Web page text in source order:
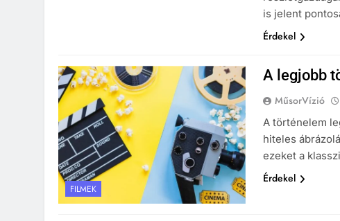
is jelent
Érdekel
FILMEK
A legjobb
MűsorVízió
A történelem
hiteles
ezeket a
Érdekel